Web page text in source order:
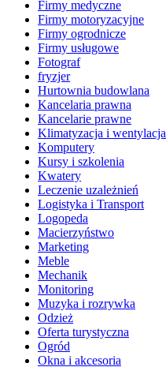
Firmy medyczne
Firmy motoryzacyjne
Firmy ogrodnicze
Firmy usługowe
Fotograf
fryzjer
Hurtownia budowlana
Kancelaria prawna
Kancelarie prawne
Klimatyzacja i wentylacja
Komputery
Kursy i szkolenia
Kwatery
Leczenie uzależnień
Logistyka i Transport
Logopeda
Macierzyństwo
Marketing
Meble
Mechanik
Monitoring
Muzyka i rozrywka
Odzież
Oferta turystyczna
Ogród
Okna i akcesoria